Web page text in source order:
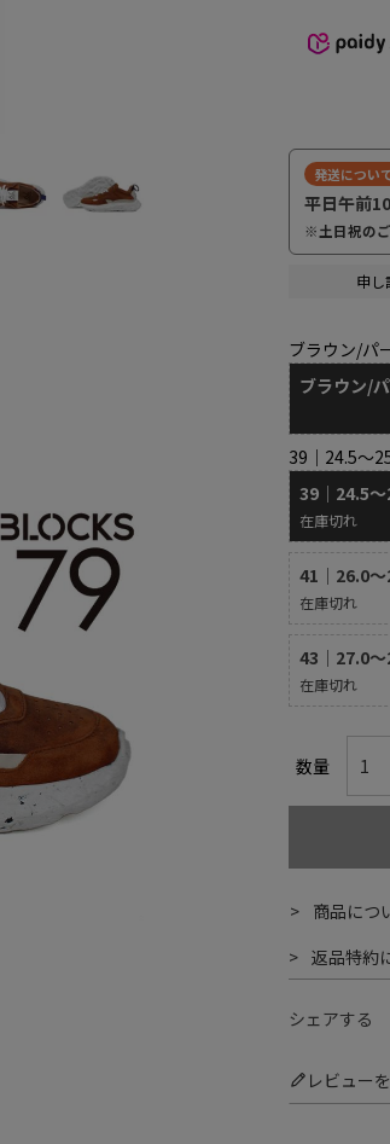
発送につい
平日午前
※土日祝の
申し
39｜24.5～
39｜24.5
在庫切れ
41｜26.0
在庫切れ
43｜27.0
在庫切れ
ブラウン/パ
ブラウン/
商品につ
返品特約
シェアする
レビュー